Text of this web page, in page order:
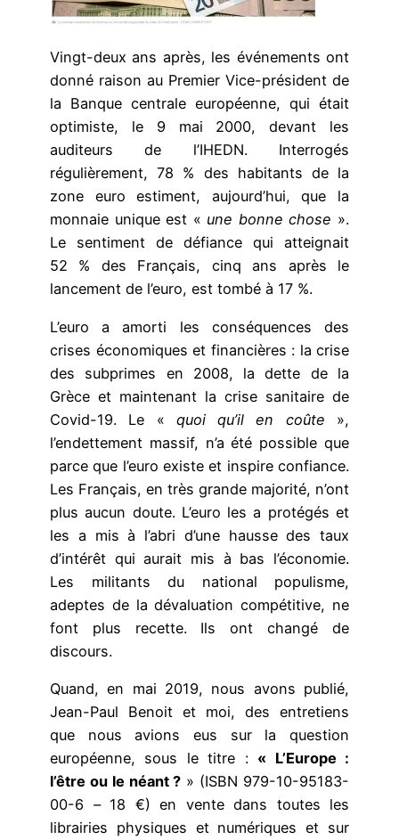
Vingt-deux ans après, les événements ont
donné raison au Premier Vice-président de
la Banque centrale européenne, qui était
optimiste, le 9 mai 2000, devant les
auditeurs de l’IHEDN. Interrogés
régulièrement, 78 % des habitants de la
zone euro estiment, aujourd’hui, que la
monnaie unique est « une bonne chose ».
Le sentiment de défiance qui atteignait
52 % des Français, cinq ans après le
lancement de l’euro, est tombé à 17 %.
L’euro a amorti les conséquences des
crises économiques et financières : la crise
des subprimes en 2008, la dette de la
Grèce et maintenant la crise sanitaire de
Covid-19. Le « quoi qu’il en coûte »,
l’endettement massif, n’a été possible que
parce que l’euro existe et inspire confiance.
Les Français, en très grande majorité, n’ont
plus aucun doute. L’euro les a protégés et
les a mis à l’abri d’une hausse des taux
d’intérêt qui aurait mis à bas l’économie.
Les militants du national populisme,
adeptes de la dévaluation compétitive, ne
font plus recette. Ils ont changé de
discours.
Quand, en mai 2019, nous avons publié,
Jean-Paul Benoit et moi, des entretiens
que nous avions eus sur la question
européenne, sous le titre : « L’Europe :
l’être ou le néant ? » (ISBN 979-10-95183-
00-6 – 18 €) en vente dans toutes les
librairies physiques et numériques et sur